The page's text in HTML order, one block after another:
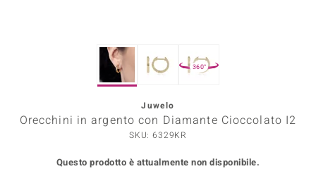
360°
Juwelo
Orecchini in argento con Diamante Cioccolato I2
SKU: 6329KR
Questo prodotto è attualmente non disponibile.